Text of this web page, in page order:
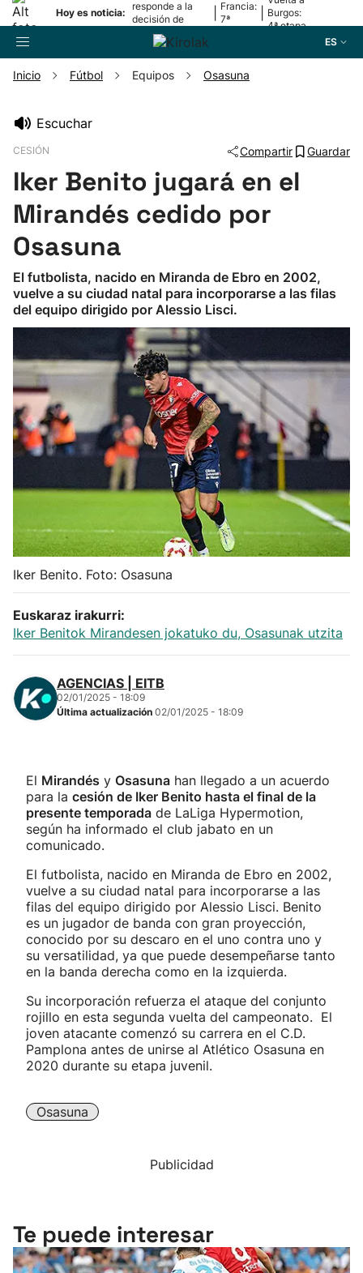
Hoy es noticia:
responde a la
decisión de
Oriamendi
Francia:
7ª
Burgos:
4ª etapa
ES
Pelota
Remo
Baloncesto
Herri-kirolak
Balonmano
Carreras de montaña
Más deportes
"Helmuga"
Inicio Fútbol Equipos Osasuna
Escuchar
CESIÓN Compartir Guardar
Iker Benito jugará en el
Mirandés cedido por
Osasuna
El futbolista, nacido en Miranda de Ebro en 2002,
vuelve a su ciudad natal para incorporarse a las filas
del equipo dirigido por Alessio Lisci.
Iker Benito. Foto: Osasuna
Euskaraz irakurri:
Iker Benitok Mirandesen jokatuko du, Osasunak utzita
AGENCIAS | EITB
02/01/2025 - 18:09
Última actualización 02/01/2025 - 18:09
El Mirandés y Osasuna han llegado a un acuerdo
para la cesión de Iker Benito hasta el final de la
presente temporada de LaLiga Hypermotion,
según ha informado el club jabato en un
comunicado.
El futbolista, nacido en Miranda de Ebro en 2002,
vuelve a su ciudad natal para incorporarse a las
filas del equipo dirigido por Alessio Lisci. Benito
es un jugador de banda con gran proyección,
conocido por su descaro en el uno contra uno y
su versatilidad, ya que puede desempeñarse tanto
en la banda derecha como en la izquierda.
Su incorporación refuerza el ataque del conjunto
rojillo en esta segunda vuelta del campeonato. El
joven atacante comenzó su carrera en el C.D.
Pamplona antes de unirse al Atlético Osasuna en
2020 durante su etapa juvenil.
Osasuna
Publicidad
Te puede interesar